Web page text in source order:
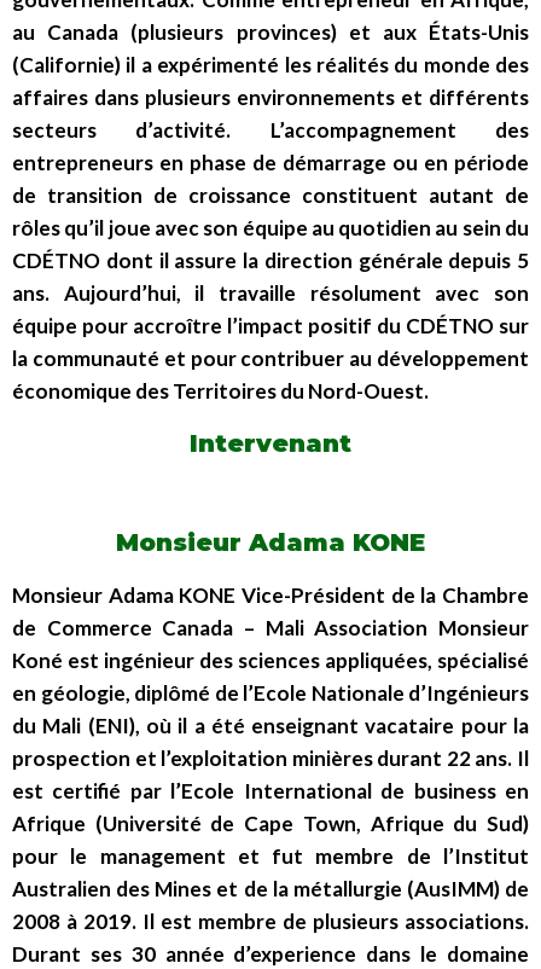
au Canada (plusieurs provinces) et aux États-Unis
(Californie) il a expérimenté les réalités du monde des
affaires dans plusieurs environnements et différents
secteurs d’activité. L’accompagnement des
entrepreneurs en phase de démarrage ou en période
de transition de croissance constituent autant de
rôles qu’il joue avec son équipe au quotidien au sein du
CDÉTNO dont il assure la direction générale depuis 5
ans. Aujourd’hui, il travaille résolument avec son
équipe pour accroître l’impact positif du CDÉTNO sur
la communauté et pour contribuer au développement
économique des Territoires du Nord-Ouest.
Intervenant
Monsieur Adama KONE
Monsieur Adama KONE Vice-Président de la Chambre
de Commerce Canada – Mali Association Monsieur
Koné est ingénieur des sciences appliquées, spécialisé
en géologie, diplômé de l’Ecole Nationale d’Ingénieurs
du Mali (ENI), où il a été enseignant vacataire pour la
prospection et l’exploitation minières durant 22 ans. Il
est certifié par l’Ecole International de business en
Afrique (Université de Cape Town, Afrique du Sud)
pour le management et fut membre de l’Institut
Australien des Mines et de la métallurgie (AusIMM) de
2008 à 2019. Il est membre de plusieurs associations.
Durant ses 30 année d’experience dans le domaine